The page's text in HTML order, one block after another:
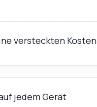
versteckten Kosten
jedem Gerät